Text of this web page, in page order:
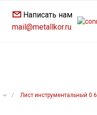
Написать нам
mail@metallkor.ru
/ Лист инструментальный 0.6